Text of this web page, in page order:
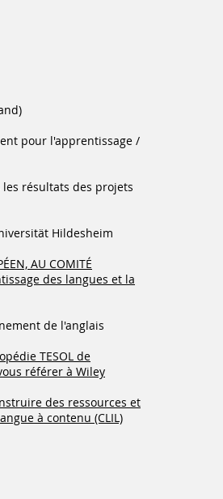
pour l'apprentissage /
les résultats des projets
Hildesheim
AU COMITÉ
des langues et la
de l'anglais
TESOL de
référer à Wiley
des ressources et
à contenu (CLIL)